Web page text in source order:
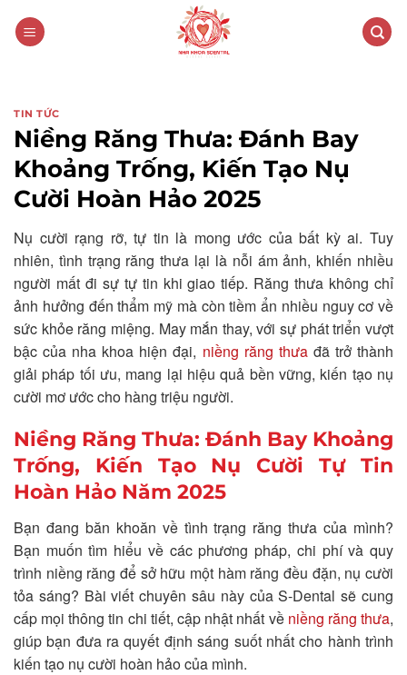
TIN TỨC
Niềng Răng Thưa: Đánh Bay
Khoảng Trống, Kiến Tạo Nụ
Cười Hoàn Hảo 2025
Nụ cười rạng rỡ, tự tin là mong ước của bất kỳ ai. Tuy
nhiên, tình trạng răng thưa lại là nỗi ám ảnh, khiến nhiều
người mất đi sự tự tin khi giao tiếp. Răng thưa không chỉ
ảnh hưởng đến thẩm mỹ mà còn tiềm ẩn nhiều nguy cơ về
sức khỏe răng miệng. May mắn thay, với sự phát triển vượt
bậc của nha khoa hiện đại, niềng răng thưađã trở thành
giải pháp tối ưu, mang lại hiệu quả bền vững, kiến tạo nụ
cười mơ ước cho hàng triệu người.
Niềng Răng Thưa: Đánh Bay Khoảng
Trống, Kiến Tạo Nụ Cười Tự Tin
Hoàn Hảo Năm 2025
Bạn đang băn khoăn về tình trạng răng thưa của mình?
Bạn muốn tìm hiểu về các phương pháp, chi phí và quy
trình niềng răng để sở hữu một hàm răng đều đặn, nụ cười
tỏa sáng? Bài viết chuyên sâu này của S-Dental sẽ cung
cấp mọi thông tin chi tiết, cập nhật nhất về niềng răng thưa,
giúp bạn đưa ra quyết định sáng suốt nhất cho hành trình
kiến tạo nụ cười hoàn hảo của mình.